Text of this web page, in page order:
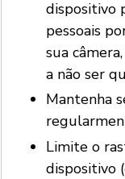
dispositivo
pessoais
sua
a não ser
Mantenha
Limite o
dispositivo